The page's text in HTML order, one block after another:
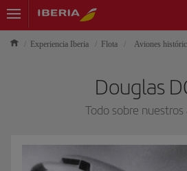
Experiencia Iberia Flota Aviones
Douglas
Todo sobre nuestros